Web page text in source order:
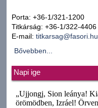
Porta: +36-1/321-1200
Titkárság: +36-1/322-4406
E-mail: titkarsag@fasori.hu
Bővebben...
Napi ige